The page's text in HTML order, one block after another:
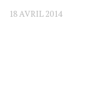
18 AVRIL 2014